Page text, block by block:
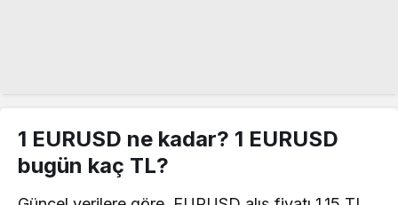
1 EURUSD ne kadar? 1 EURUSD
bugün kaç TL?